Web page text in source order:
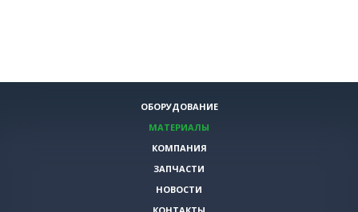
ОБОРУДОВАНИЕ
МАТЕРИАЛЫ
КОМПАНИЯ
ЗАПЧАСТИ
НОВОСТИ